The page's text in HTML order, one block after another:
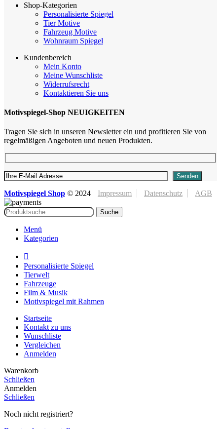
Shop-Kategorien
Personalisierte Spiegel
Tier Motive
Fahrzeug Motive
Wohnraum Spiegel
Kundenbereich
Mein Konto
Meine Wunschliste
Widerrufsrecht
Kontaktieren Sie uns
Motivspiegel-Shop NEUIGKEITEN
Tragen Sie sich in unseren Newsletter ein und profitieren Sie von
regelmäßigen Angeboten und neuen Produkten.
Motivspiegel Shop © 2024 Impressum Datenschutz AGB
Suche
Menü
Kategorien
Personalisierte Spiegel
Tierwelt
Fahrzeuge
Film & Musik
Motivspiegel mit Rahmen
Startseite
Kontakt zu uns
Wunschliste
Vergleichen
Anmelden
Warenkorb
Schließen
Anmelden
Schließen
Noch nicht registriert?